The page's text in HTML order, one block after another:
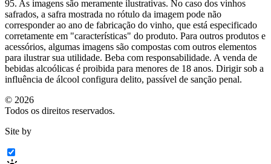
95. As imagens são meramente ilustrativas. No caso dos vinhos
safrados, a safra mostrada no rótulo da imagem pode não
corresponder ao ano de fabricação do vinho, que está especificado
corretamente em "características" do produto. Para outros produtos e
acessórios, algumas imagens são compostas com outros elementos
para ilustrar sua utilidade. Beba com responsabilidade. A venda de
bebidas alcoólicas é proibida para menores de 18 anos. Dirigir sob a
influência de álcool configura delito, passível de sanção penal.
© 2026
Todos os direitos reservados.
Site by